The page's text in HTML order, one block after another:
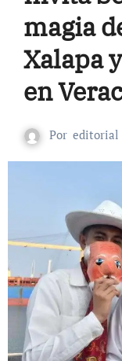
magia
Xalapa
en
Por editorial